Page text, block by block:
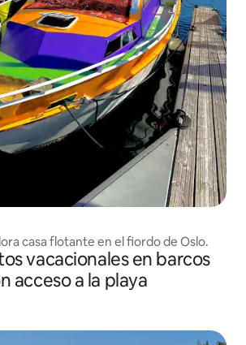
casa flotante en el fiordo de Oslo.
vacacionales en barcos
acceso a la playa